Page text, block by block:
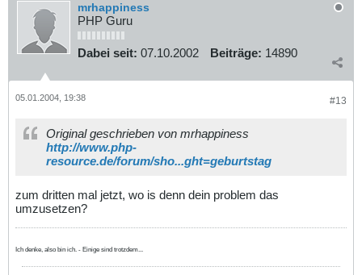
mrhappiness
PHP Guru
Dabei seit: 07.10.2002 Beiträge: 14890
#13
05.01.2004, 19:38
Original geschrieben von mrhappiness
http://www.php-
resource.de/forum/sho...ght=geburtstag
zum dritten mal jetzt, wo is denn dein problem das
umzusetzen?
Ich denke, also bin ich. - Einige sind trotzdem...